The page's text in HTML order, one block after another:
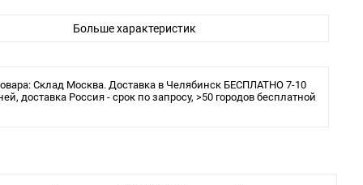
Монтажная пластина, Подвесы
Больше характеристик
Склад Москва. Доставка в Челябинск БЕСПЛАТНО 7-10
доставка Россия - срок по запросу, >50 городов бесплатной